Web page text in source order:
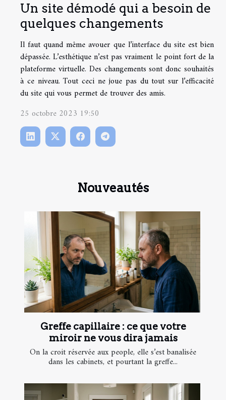
Nouveautés
Greffe capillaire : ce que votre
miroir ne vous dira jamais
On la croit réservée aux people, elle s’est banalisée
dans les cabinets, et pourtant la greffe...
Un site démodé qui a besoin de
quelques changements
Il faut quand même avouer que l’interface du site est bien
dépassée. L’esthétique n’est pas vraiment le point fort de la
plateforme virtuelle. Des changements sont donc souhaités
à ce niveau. Tout ceci ne joue pas du tout sur l’efficacité
du site qui vous permet de trouver des amis.
25 octobre 2023 19:50